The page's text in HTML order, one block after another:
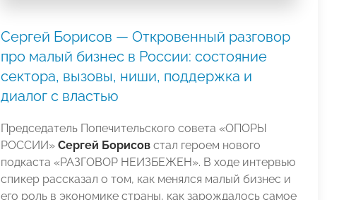
Сергей Борисов — Откровенный разговор
про малый бизнес в России: состояние
сектора, вызовы, ниши, поддержка и
диалог с властью
Председатель Попечительского совета «ОПОРЫ
РОССИИ» Сергей Борисовстал героем нового
подкаста «РАЗГОВОР НЕИЗБЕЖЕН». В ходе интервью
спикер рассказал о том, как менялся малый бизнес и
его роль в экономике страны, как зарождалось самое